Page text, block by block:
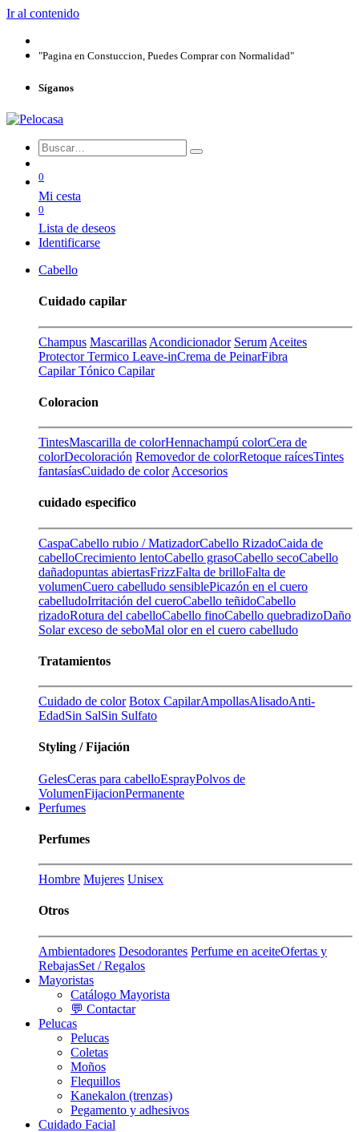
Ir al contenido
"Pagina en Constuccion, Puedes Comprar con Normalidad"
Síganos
0
Mi cesta
0
Lista de deseos
Identificarse
Cabello
Cuidado capilar
Champus Mascarillas Acondicionador Serum Aceites
Protector Termico Leave-inCrema de PeinarFibra
CapilarTónico Capilar
Coloracion
TintesMascarilla de colorHennachampú colorCera de
colorDecoloración Removedor de colorRetoque raícesTintes
fantasíasCuidado de color Accesorios
cuidado especifico
CaspaCabello rubio / MatizadorCabello RizadoCaida de
cabelloCrecimiento lentoCabello grasoCabello secoCabello
dañadopuntas abiertasFrizzFalta de brilloFalta de
volumenCuero cabelludo sensiblePicazón en el cuero
cabelludoIrritación del cueroCabello teñidoCabello
rizadoRotura del cabelloCabello finoCabello quebradizoDaño
Solarexceso de seboMal olor en el cuero cabelludo
Tratamientos
Cuidado de color Botox CapilarAmpollasAlisadoAnti-
EdadSin SalSin Sulfato
Styling / Fijación
GelesCeras para cabelloEsprayPolvos de
VolumenFijacionPermanente
Perfumes
Perfumes
Hombre Mujeres Unisex
Otros
Ambientadores Desodorantes Perfume en aceiteOfertas y
RebajasSet / Regalos
Mayoristas
Catálogo Mayorista
💬 Contactar
Pelucas
Pelucas
Coletas
Moños
Flequillos
Kanekalon (trenzas)
Pegamento y adhesivos
Cuidado Facial